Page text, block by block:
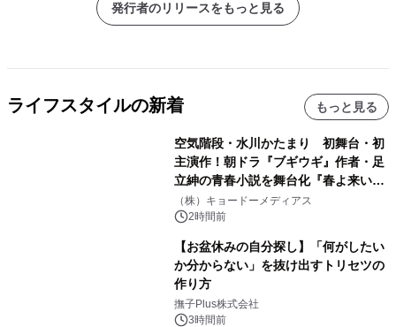
発行者のリリースをもっと見る
ライフスタイルの新着 もっと見る
空気階段・水川かたまり 初舞台・初
主演作！朝ドラ『ブギウギ』作者・足
立紳の青春小説を舞台化『春よ来い、
マジで来い』キービジュアル解禁！
（株）キョードーメディアス
2時間前
【お盆休みの自分探し】「何がしたい
か分からない」を抜け出すトリセツの
作り方
撫子Plus株式会社
3時間前